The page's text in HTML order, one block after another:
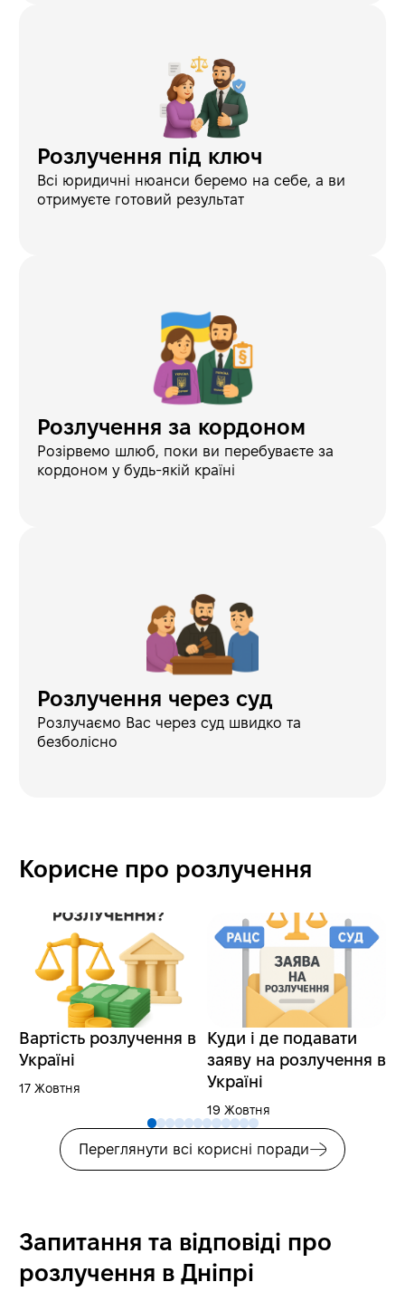
Розлучення під ключ
Всі юридичні нюанси беремо на себе, а ви
отримуєте готовий результат
Розлучення за кордоном
Розірвемо шлюб, поки ви перебуваєте за
кордоном у будь-якій країні
Розлучення через суд
Розлучаємо Вас через суд швидко та
безболісно
Корисне про розлучення
Вартість розлучення в
Україні
17 Жовтня
Куди і де подавати
заяву на розлучення в
Україні
19 Жовтня
Переглянути всі корисні поради
Запитання та відповіді про
розлучення в Дніпрі